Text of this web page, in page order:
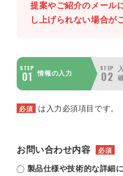
提案やご紹介のメール
し上げられない場合が
STEP
01 情報の入力
STEP
02
必須 は入力必須項目です。
お問い合わせ内容 必須
製品仕様や技術的な詳細